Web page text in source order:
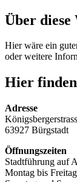
Über diese
Hier wäre ein
oder weitere
Hier
Adresse
63927 Bürgstadt
Öffnungszeiten
Stadtführung auf
Montag bis